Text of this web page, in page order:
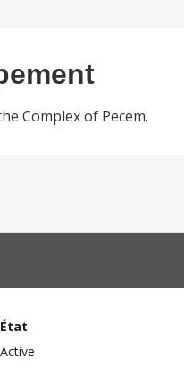
Complex of Pecem.
État
Active